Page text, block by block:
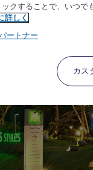
ックすることで、いつで
詳しく
ートナー
カス